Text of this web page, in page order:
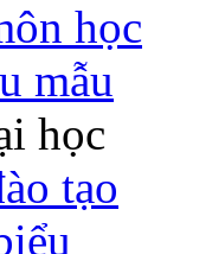
học
mẫu
học
tạo